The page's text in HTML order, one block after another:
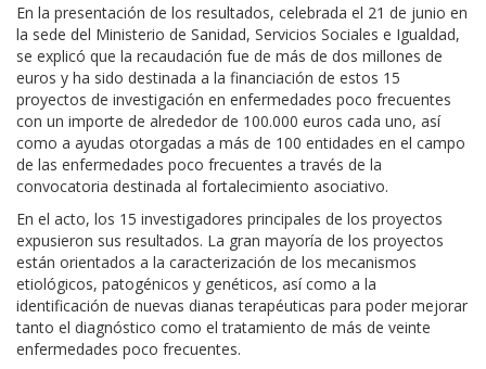
En la presentación de los resultados, celebrada el 21 de junio en
la sede del Ministerio de Sanidad, Servicios Sociales e Igualdad,
se explicó que la recaudación fue de más de dos millones de
euros y ha sido destinada a la financiación de estos 15
proyectos de investigación en enfermedades poco frecuentes
con un importe de alrededor de 100.000 euros cada uno, así
como a ayudas otorgadas a más de 100 entidades en el campo
de las enfermedades poco frecuentes a través de la
convocatoria destinada al fortalecimiento asociativo.
En el acto, los 15 investigadores principales de los proyectos
expusieron sus resultados. La gran mayoría de los proyectos
están orientados a la caracterización de los mecanismos
etiológicos, patogénicos y genéticos, así como a la
identificación de nuevas dianas terapéuticas para poder mejorar
tanto el diagnóstico como el tratamiento de más de veinte
enfermedades poco frecuentes.